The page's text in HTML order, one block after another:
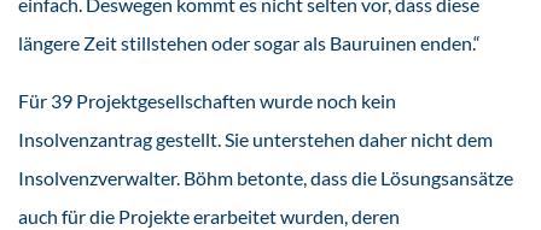
längere Zeit stillstehen oder sogar als Bauruinen enden.“
Für 39 Projektgesellschaften wurde noch kein
Insolvenzantrag gestellt. Sie unterstehen daher nicht dem
Insolvenzverwalter. Böhm betonte, dass die Lösungsansätze
auch für die Projekte erarbeitet wurden, deren